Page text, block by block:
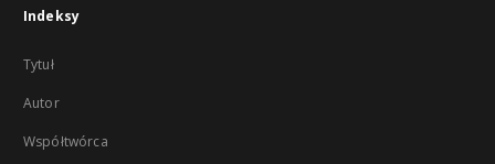
Indeksy
Tytuł
Autor
Współtwórca